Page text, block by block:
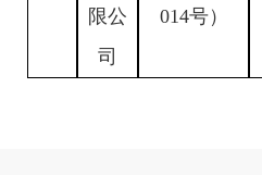
限公
司
014号）